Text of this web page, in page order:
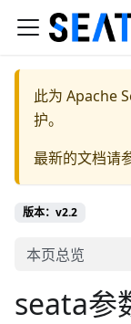
此为 Apache
护。
最新的文档请
版本：v2.2
本页总览
seata参